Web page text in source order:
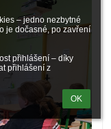
– jedno nezbytné
je dočasné, po zavření
přihlášení – díky
přihlášení z
OK